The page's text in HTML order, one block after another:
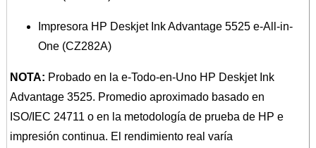
Impresora HP Deskjet Ink Advantage 5525 e-All-in-
One (CZ282A)
NOTA: Probado en la e-Todo-en-Uno HP Deskjet Ink
Advantage 3525. Promedio aproximado basado en
ISO/IEC 24711 o en la metodología de prueba de HP e
impresión continua. El rendimiento real varía